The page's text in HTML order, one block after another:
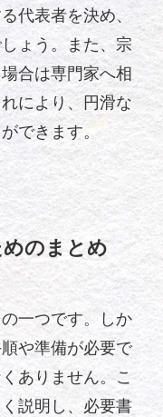
代表者を決め、
ょう。また、宗
合は専門家へ相
により、円滑な
できます。
のまとめ
一つです。しか
や準備が必要で
ありません。こ
説明し、必要書